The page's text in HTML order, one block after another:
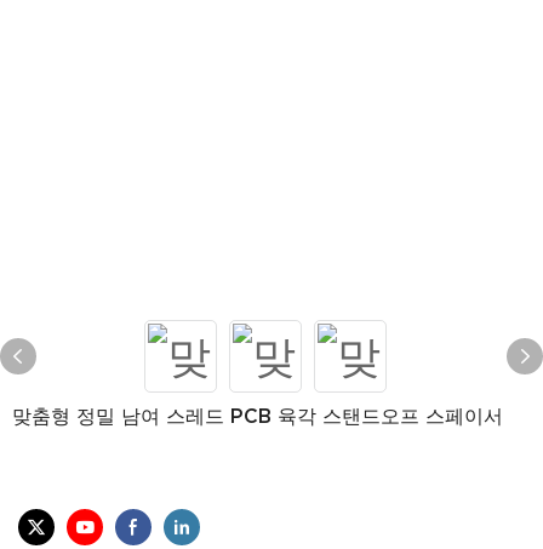
맞춤형 정밀 남여 스레드 PCB 육각 스탠드오프 스페이서